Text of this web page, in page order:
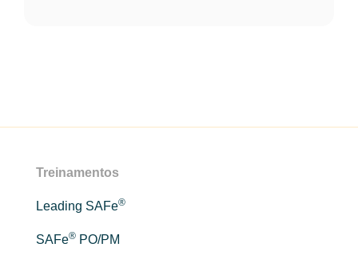
Treinamentos
Leading SAFe®
SAFe® PO/PM